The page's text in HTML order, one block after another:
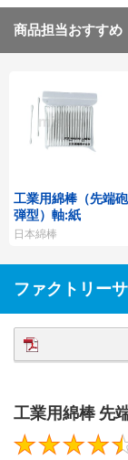
商品担当おすすめ
工業用綿棒（先端砲
弾型）軸:紙
日本綿棒
ファクトリー
工業用綿棒 先